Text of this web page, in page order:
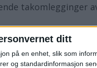
ditt
på en enhet, slik som
og standardinformasjon
takomlegginger
for å komme i